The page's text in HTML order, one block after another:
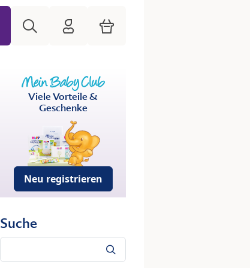
HiPP Mein Babyclub
Warenkorb
Viele Vorteile &
Geschenke
Neu registrieren
Suche